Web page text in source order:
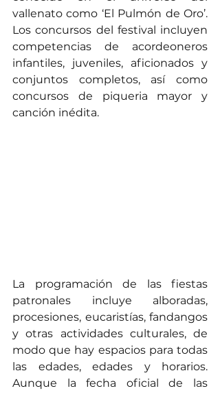
vallenato como ‘El Pulmón de Oro’.
Los concursos del festival incluyen
competencias de acordeoneros
infantiles, juveniles, aficionados y
conjuntos completos, así como
concursos de piqueria mayor y
canción inédita.
La programación de las fiestas
patronales incluye alboradas,
procesiones, eucaristías, fandangos
y otras actividades culturales, de
modo que hay espacios para todas
las edades, edades y horarios.
Aunque la fecha oficial de las